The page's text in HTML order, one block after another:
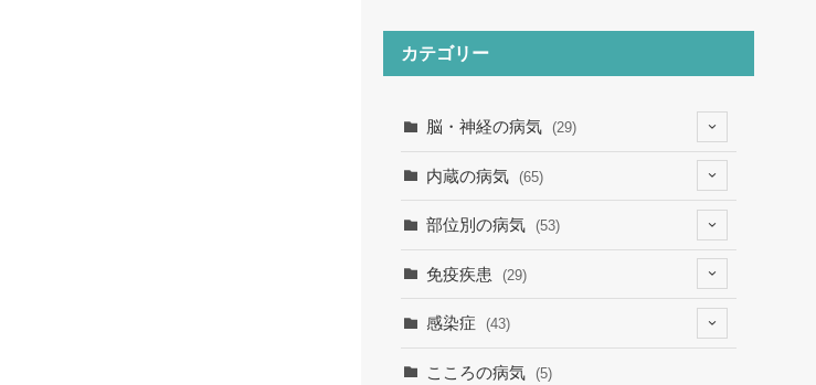
カテゴリー
脳・神経の病気 (29)
(4)
(2)
(1)
(7)
内蔵の病気 (65)
(6)
(19)
部位別の病気 (53)
(7)
免疫疾患 (29)
(8)
感染症 (43)
(9)
こころの病気 (5)